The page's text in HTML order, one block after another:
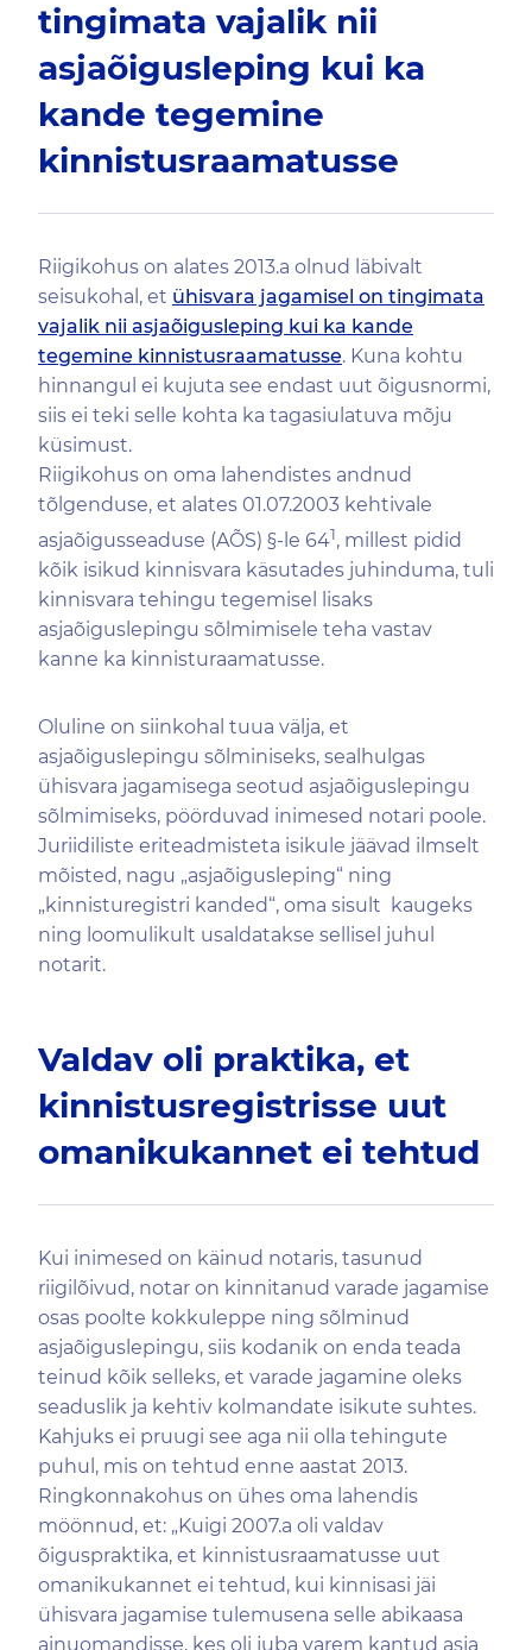
tingimata vajalik nii
asjaõigusleping kui ka
kande tegemine
kinnistusraamatusse
Riigikohus on alates 2013.a olnud läbivalt
seisukohal, et ühisvara jagamisel on tingimata
vajalik nii asjaõigusleping kui ka kande
tegemine kinnistusraamatusse. Kuna kohtu
hinnangul ei kujuta see endast uut õigusnormi,
siis ei teki selle kohta ka tagasiulatuva mõju
küsimust.
Riigikohus on oma lahendistes andnud
tõlgenduse, et alates 01.07.2003 kehtivale
asjaõigusseaduse (AÕS) §-le 641, millest pidid
kõik isikud kinnisvara käsutades juhinduma, tuli
kinnisvara tehingu tegemisel lisaks
asjaõiguslepingu sõlmimisele teha vastav
kanne ka kinnisturaamatusse.
Oluline on siinkohal tuua välja, et
asjaõiguslepingu sõlminiseks, sealhulgas
ühisvara jagamisega seotud asjaõiguslepingu
sõlmimiseks, pöörduvad inimesed notari poole.
Juriidiliste eriteadmisteta isikule jäävad ilmselt
mõisted, nagu „asjaõigusleping“ ning
„kinnisturegistri kanded“, oma sisult kaugeks
ning loomulikult usaldatakse sellisel juhul
notarit.
Valdav oli praktika, et
kinnistusregistrisse uut
omanikukannet ei tehtud
Kui inimesed on käinud notaris, tasunud
riigilõivud, notar on kinnitanud varade jagamise
osas poolte kokkuleppe ning sõlminud
asjaõiguslepingu, siis kodanik on enda teada
teinud kõik selleks, et varade jagamine oleks
seaduslik ja kehtiv kolmandate isikute suhtes.
Kahjuks ei pruugi see aga nii olla tehingute
puhul, mis on tehtud enne aastat 2013.
Ringkonnakohus on ühes oma lahendis
möönnud, et: „Kuigi 2007.a oli valdav
õiguspraktika, et kinnistusraamatusse uut
omanikukannet ei tehtud, kui kinnisasi jäi
ühisvara jagamise tulemusena selle abikaasa
ainuomandisse, kes oli juba varem kantud asja